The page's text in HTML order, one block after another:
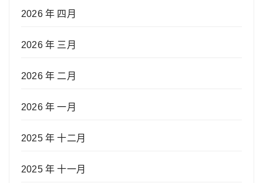
2026 年 四月
2026 年 三月
2026 年 二月
2026 年 一月
2025 年 十二月
2025 年 十一月